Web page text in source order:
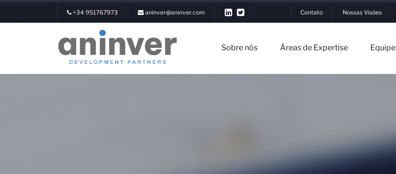
+34 951767973 aninver@aninver.com Contato Nossas Visões
Sobre nós Áreas de Expertise Equipe